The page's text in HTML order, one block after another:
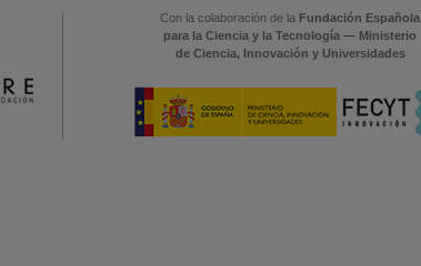
Con la colaboración de la Fundación Española
para la Ciencia y la Tecnología — Ministerio
de Ciencia, Innovación y Universidades